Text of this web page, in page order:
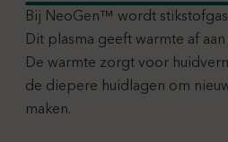
Bij NeoGen™ wordt
Dit plasma geeft warmte af
De warmte zorgt voor
de diepere huidlagen om
maken.